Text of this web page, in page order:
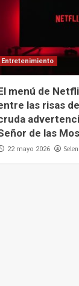
Entretenimiento
menú de
las risas
de las
22 mayo 2026